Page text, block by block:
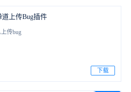
上传Bug插件
传bug
下载